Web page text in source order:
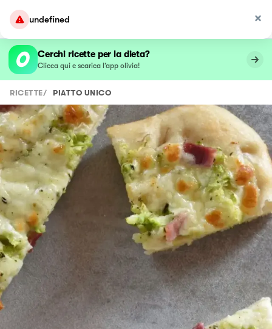
undefined
Cerchi ricette per la dieta?
Clicca qui e scarica l’app olivia!
RICETTE/ PIATTO UNICO